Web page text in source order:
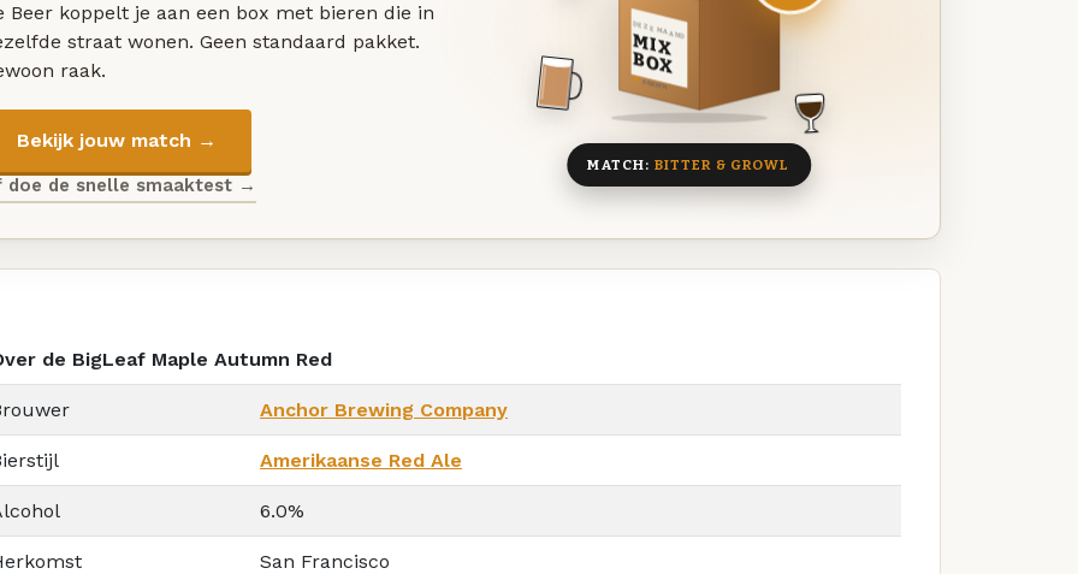
Beer koppelt je aan een box met bieren die in
straat wonen. Geen standaard pakket.
raak.
Bekijk jouw match →
doe de snelle smaaktest →
DEZE MAAND
MIX
BOX
8 BIEREN
MATCH: BITTER & GROWL
de BigLeaf Maple Autumn Red
Anchor Brewing Company
Amerikaanse Red Ale
6.0%
San Francisco